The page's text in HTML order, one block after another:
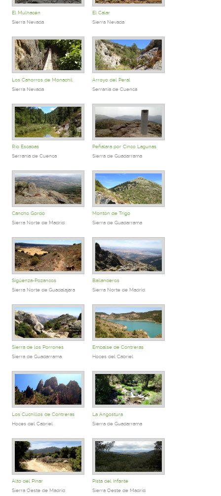
El Mulhacén
Sierra Nevada
El Calar
Sierra Nevada
Los Cahorros de Monachil
Sierra Nevada
Arroyo del Peral
Serranía de Cuenca
Río Escabas
Serranía de Cuenca
Peñalara por Cinco Lagunas
Sierra de Guadarrama
Cancho Gordo
Sierra Norte de Madrid
Montón de Trigo
Sierra de Guadarrama
Sigüenza-Pozancos
Sierra Norte de Guadalajara
Bailanderos
Sierra Norte de Madrid
Sierra de los Porrones
Sierra de Guadarrama
Embalse de Contreras
Hoces del Cabriel
Los Cuchillos de Contreras
Hoces del Cabriel
La Angostura
Sierra de Guadarrama
Alto del Pinar
Sierra Oeste de Madrid
Pista del Infante
Sierra Oeste de Madrid